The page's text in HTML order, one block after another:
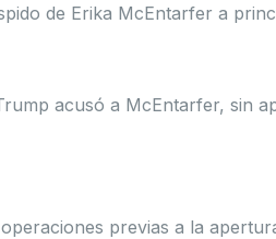
de Erika McEntarfer a
acusó a McEntarfer, sin
previas a la